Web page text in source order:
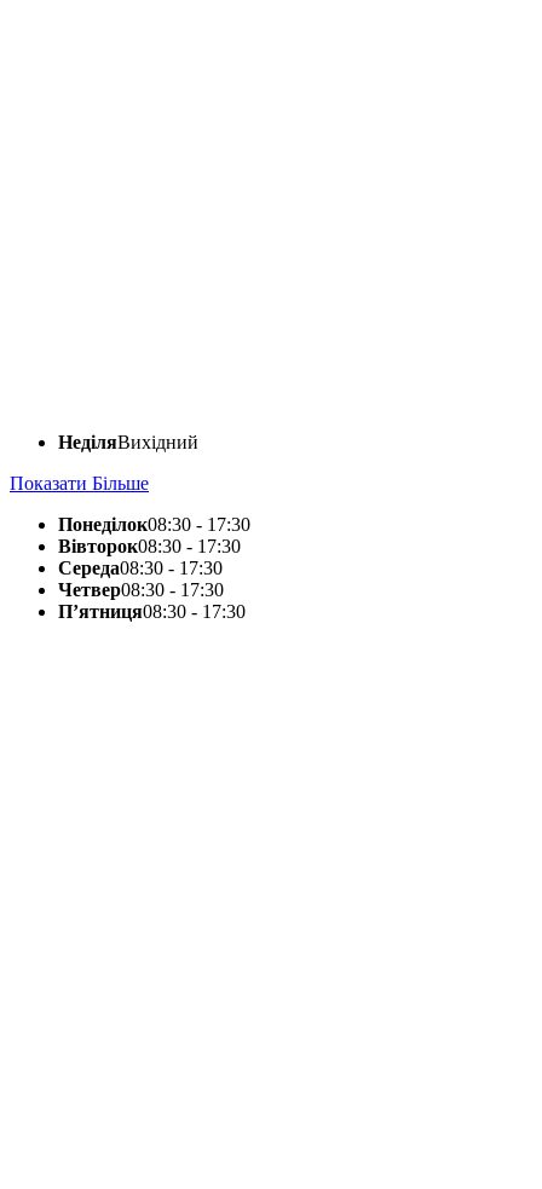
НеділяВихідний
Показати Більше
Понеділок08:30 - 17:30
Вівторок08:30 - 17:30
Середа08:30 - 17:30
Четвер08:30 - 17:30
П’ятниця08:30 - 17:30